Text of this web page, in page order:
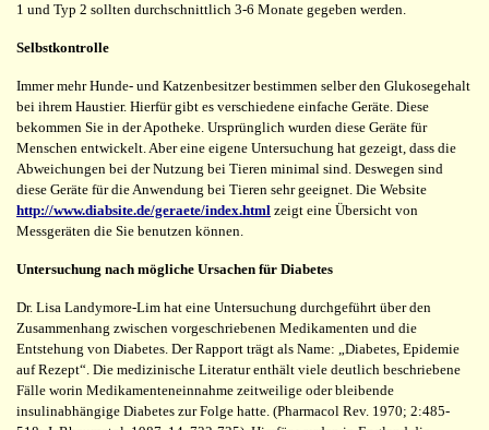
1 und Typ 2 sollten durchschnittlich 3-6 Monate gegeben werden.
Selbstkontrolle
Immer mehr Hunde- und Katzenbesitzer bestimmen selber den Glukosegehalt
bei ihrem Haustier. Hierfür gibt es verschiedene einfache Geräte. Diese
bekommen Sie in der Apotheke. Ursprünglich wurden diese Geräte für
Menschen entwickelt. Aber eine eigene Untersuchung hat gezeigt, dass die
Abweichungen bei der Nutzung bei Tieren minimal sind. Deswegen sind
diese Geräte für die Anwendung bei Tieren sehr geeignet. Die Website
http://www.diabsite.de/geraete/index.html zeigt eine Übersicht von
Messgeräten die Sie benutzen können.
Untersuchung nach mögliche Ursachen für Diabetes
Dr. Lisa Landymore-Lim hat eine Untersuchung durchgeführt über den
Zusammenhang zwischen vorgeschriebenen Medikamenten und die
Entstehung von Diabetes. Der Rapport trägt als Name: „Diabetes, Epidemie
auf Rezept“. Die medizinische Literatur enthält viele deutlich beschriebene
Fälle worin Medikamenteneinnahme zeitweilige oder bleibende
insulinabhängige Diabetes zur Folge hatte. (Pharmacol Rev. 1970; 2:485-